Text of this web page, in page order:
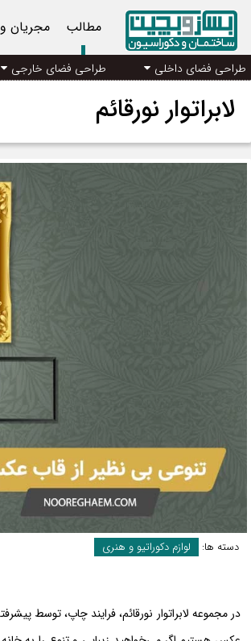
مطالب مجریان
طراحی فضای داخلی طراحی فضای خارجی
لابراتوار نورقائم
دسته ها: لوازم دکوراتیو و هنری
در مجموعه لابراتوار نورقائم، فرایند چاپ، توسط